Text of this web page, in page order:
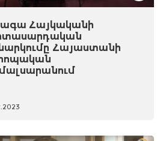
Հայկականի
Հայաստանի